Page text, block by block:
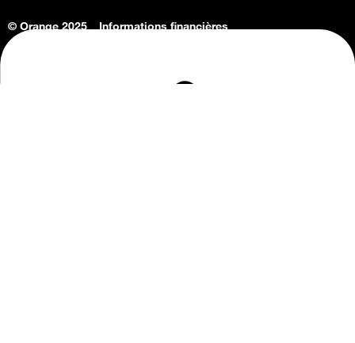
© Orange 2025
Informations financières